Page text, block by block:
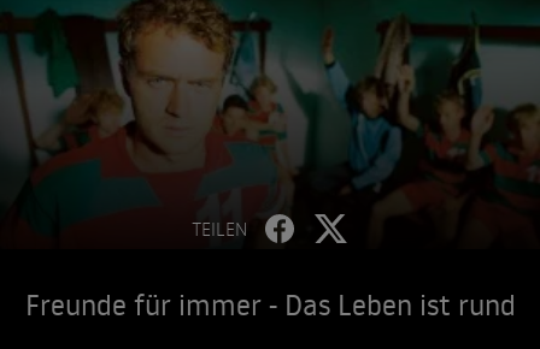
TEILEN
Freunde für immer - Das Leben ist rund